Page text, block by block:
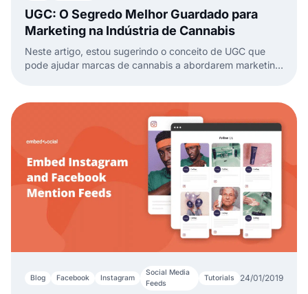
UGC: O Segredo Melhor Guardado para
Marketing na Indústria de Cannabis
Neste artigo, estou sugerindo o conceito de UGC que
pode ajudar marcas de cannabis a abordarem marketing
Blog Facebook Instagram
Social Media
Feeds
Tutorials 24/01/2019